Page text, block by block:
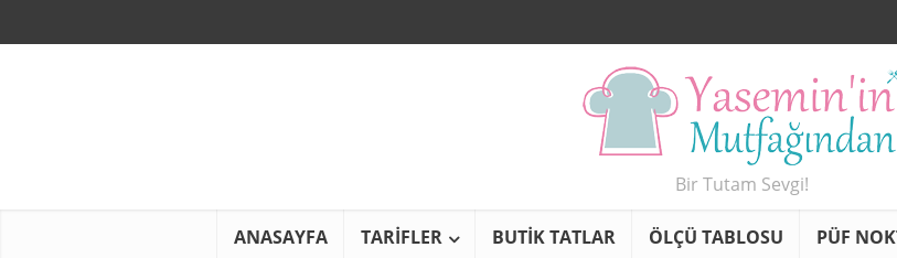
Bir Tutam Sevgi!
ANASAYFA TARİFLER BUTİK TATLAR ÖLÇÜ TABLOSU PÜF